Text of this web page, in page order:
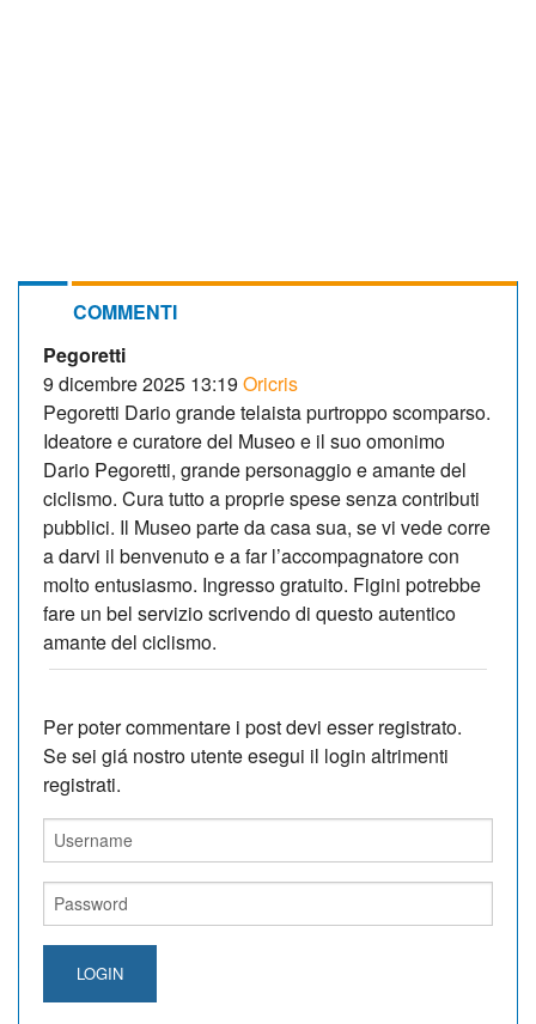
COMMENTI
Pegoretti
9 dicembre 2025 13:19 Oricris
Pegoretti Dario grande telaista purtroppo scomparso.
Ideatore e curatore del Museo e il suo omonimo
Dario Pegoretti, grande personaggio e amante del
ciclismo. Cura tutto a proprie spese senza contributi
pubblici. Il Museo parte da casa sua, se vi vede corre
a darvi il benvenuto e a far l’accompagnatore con
molto entusiasmo. Ingresso gratuito. Figini potrebbe
fare un bel servizio scrivendo di questo autentico
amante del ciclismo.
Per poter commentare i post devi esser registrato.
Se sei giá nostro utente esegui il login altrimenti
registrati.
LOGIN